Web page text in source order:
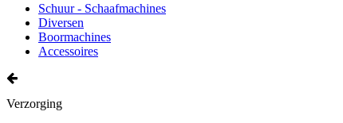
Schuur - Schaafmachines
Diversen
Boormachines
Accessoires
Verzorging